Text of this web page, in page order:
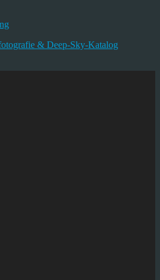
& Deep-Sky-Katalog